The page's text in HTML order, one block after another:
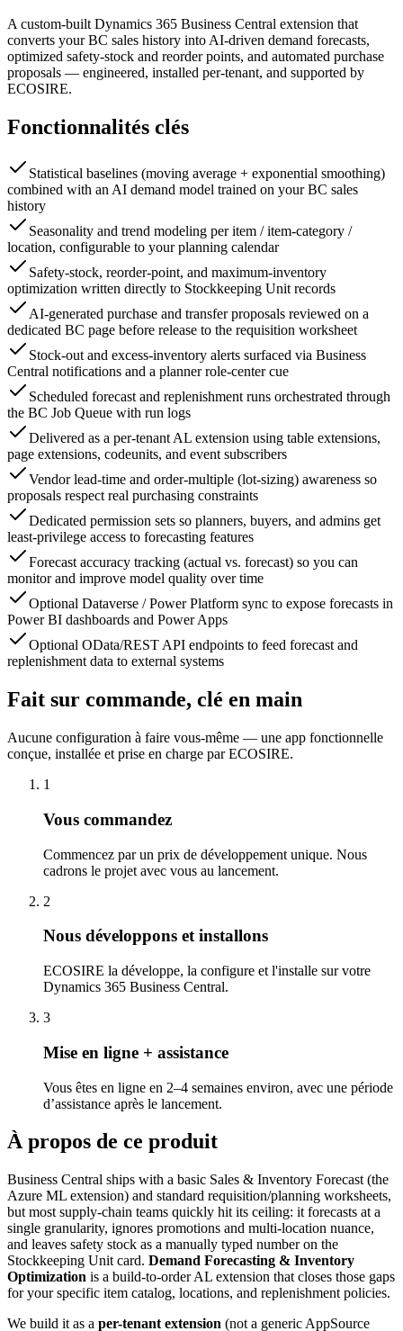
A custom-built Dynamics 365 Business Central extension that
converts your BC sales history into AI-driven demand forecasts,
optimized safety-stock and reorder points, and automated purchase
proposals — engineered, installed per-tenant, and supported by
ECOSIRE.
Fonctionnalités clés
Statistical baselines (moving average + exponential smoothing)
combined with an AI demand model trained on your BC sales
history
Seasonality and trend modeling per item / item-category /
location, configurable to your planning calendar
Safety-stock, reorder-point, and maximum-inventory
optimization written directly to Stockkeeping Unit records
AI-generated purchase and transfer proposals reviewed on a
dedicated BC page before release to the requisition worksheet
Stock-out and excess-inventory alerts surfaced via Business
Central notifications and a planner role-center cue
Scheduled forecast and replenishment runs orchestrated through
the BC Job Queue with run logs
Delivered as a per-tenant AL extension using table extensions,
page extensions, codeunits, and event subscribers
Vendor lead-time and order-multiple (lot-sizing) awareness so
proposals respect real purchasing constraints
Dedicated permission sets so planners, buyers, and admins get
least-privilege access to forecasting features
Forecast accuracy tracking (actual vs. forecast) so you can
monitor and improve model quality over time
Optional Dataverse / Power Platform sync to expose forecasts in
Power BI dashboards and Power Apps
Optional OData/REST API endpoints to feed forecast and
replenishment data to external systems
Fait sur commande, clé en main
Aucune configuration à faire vous-même — une app fonctionnelle
conçue, installée et prise en charge par ECOSIRE.
1
Vous commandez
Commencez par un prix de développement unique. Nous
cadrons le projet avec vous au lancement.
2
Nous développons et installons
ECOSIRE la développe, la configure et l'installe sur votre
Dynamics 365 Business Central.
3
Mise en ligne + assistance
Vous êtes en ligne en 2–4 semaines environ, avec une période
d’assistance après le lancement.
À propos de ce produit
Business Central ships with a basic Sales & Inventory Forecast (the
Azure ML extension) and standard requisition/planning worksheets,
but most supply-chain teams quickly hit its ceiling: it forecasts at a
single granularity, ignores promotions and multi-location nuance,
and leaves safety stock as a manually typed number on the
Stockkeeping Unit card. Demand Forecasting & Inventory
Optimization is a build-to-order AL extension that closes those gaps
for your specific item catalog, locations, and replenishment policies.
We build it as a per-tenant extension (not a generic AppSource